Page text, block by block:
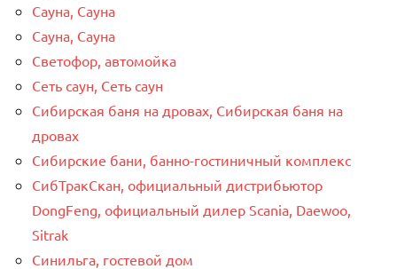
Сауна, Сауна
Сауна, Сауна
Светофор, автомойка
Сеть саун, Сеть саун
Сибирская баня на дровах, Сибирская баня на
дровах
Сибирские бани, банно-гостиничный комплекс
СибТракСкан, официальный дистрибьютор
DongFeng, официальный дилер Scania, Daewoo,
Sitrak
Синильга, гостевой дом